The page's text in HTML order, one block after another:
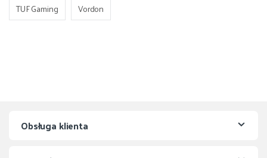
TUF Gaming
Vordon
Obsługa klienta